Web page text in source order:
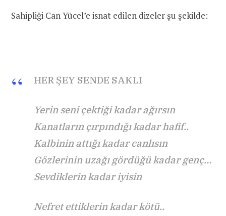
Sahipliği Can Yücel’e isnat edilen dizeler şu şekilde:
HER ŞEY SENDE SAKLI
Yerin seni çektiği kadar ağırsın
Kanatların çırpındığı kadar hafif..
Kalbinin attığı kadar canlısın
Gözlerinin uzağı gördüğü kadar genç…
Sevdiklerin kadar iyisin
Nefret ettiklerin kadar kötü..